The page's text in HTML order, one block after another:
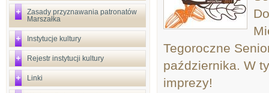
Zasady przyznawania patronatów
Marszałka
Instytucje kultury
Rejestr instytucji kultury
Linki
Tegoroczne
października. W
imprezy!